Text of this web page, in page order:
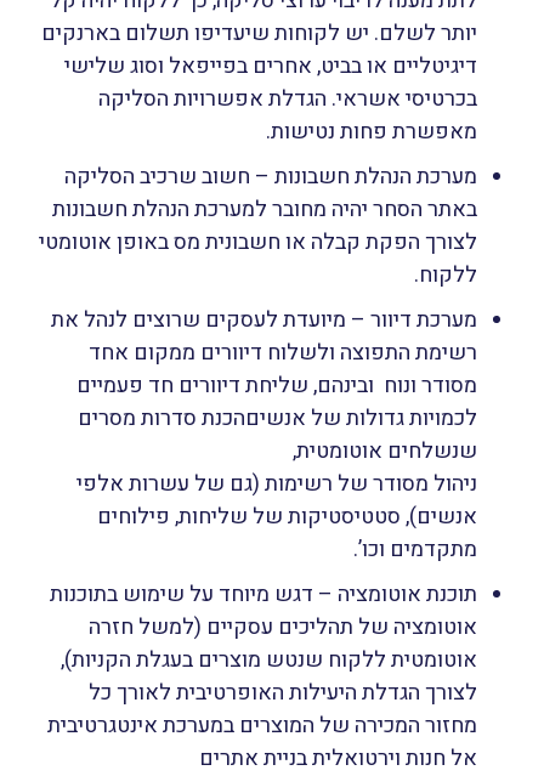
יותר לשלם. יש לקוחות שיעדיפו תשלום בארנקים
דיגיטליים או בביט, אחרים בפייפאל וסוג שלישי
בכרטיסי אשראי. הגדלת אפשרויות הסליקה
מאפשרת פחות נטישות.
מערכת הנהלת חשבונות – חשוב שרכיב הסליקה
באתר הסחר יהיה מחובר למערכת הנהלת חשבונות
לצורך הפקת קבלה או חשבונית מס באופן אוטומטי
ללקוח.
מערכת דיוור – מיועדת לעסקים שרוצים לנהל את
רשימת התפוצה ולשלוח דיוורים ממקום אחד
מסודר ונוח ובינהם, שליחת דיוורים חד פעמיים
לכמויות גדולות של אנשיםהכנת סדרות מסרים
שנשלחים אוטומטית,
ניהול מסודר של רשימות (גם של עשרות אלפי
אנשים), סטטיסטיקות של שליחות, פילוחים
מתקדמים וכו’.
תוכנת אוטומציה – דגש מיוחד על שימוש בתוכנות
אוטומציה של תהליכים עסקיים (למשל חזרה
אוטומטית ללקוח שנטש מוצרים בעגלת הקניות),
לצורך הגדלת היעילות האופרטיבית לאורך כל
מחזור המכירה של המוצרים במערכת אינטגרטיבית
אל חנות וירטואלית בניית אתרים